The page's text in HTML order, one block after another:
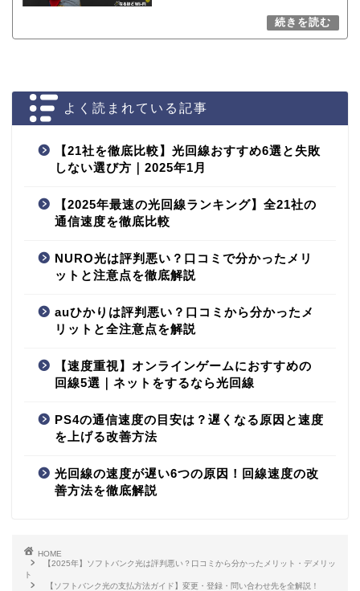
よく読まれている記事
【21社を徹底比較】光回線おすすめ6選と失敗
しない選び方｜2025年1月
【2025年最速の光回線ランキング】全21社の
通信速度を徹底比較
NURO光は評判悪い？口コミで分かったメリ
ットと注意点を徹底解説
auひかりは評判悪い？口コミから分かったメ
リットと全注意点を解説
【速度重視】オンラインゲームにおすすめの
回線5選｜ネットをするなら光回線
PS4の通信速度の目安は？遅くなる原因と速度
を上げる改善方法
光回線の速度が遅い6つの原因！回線速度の改
善方法を徹底解説
HOME
【2025年】ソフトバンク光は評判悪い？口コミから分かったメリット・デメリッ
ト
【ソフトバンク光の支払方法ガイド】変更・登録・問い合わせ先を全解説！